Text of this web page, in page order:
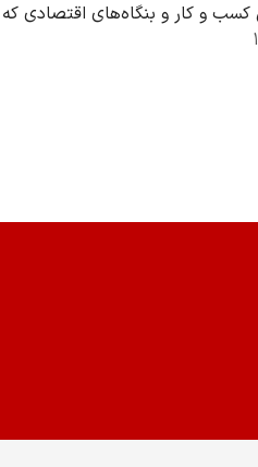
و کار و بنگاه‌های اقتصادی که در اثر